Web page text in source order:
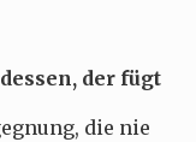
der fügt
die nie